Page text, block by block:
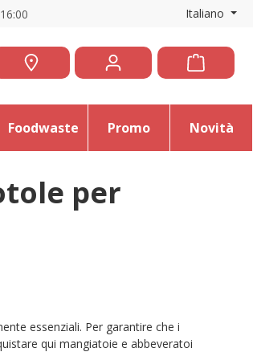
Italiano
Foodwaste Promo Novità
per
essenziali. Per garantire che i
qui mangiatoie e abbeveratoi